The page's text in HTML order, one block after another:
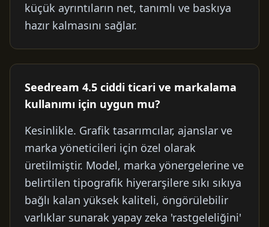
küçük ayrıntıların net, tanımlı ve baskıya
hazır kalmasını sağlar.
Seedream 4.5 ciddi ticari ve markalama
kullanımı için uygun mu?
Kesinlikle. Grafik tasarımcılar, ajanslar ve
marka yöneticileri için özel olarak
üretilmiştir. Model, marka yönergelerine ve
belirtilen tipografik hiyerarşilere sıkı sıkıya
bağlı kalan yüksek kaliteli, öngörülebilir
varlıklar sunarak yapay zeka 'rastgeleliğini'